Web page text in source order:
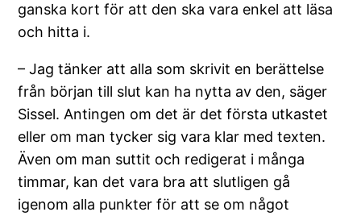
ganska kort för att den ska vara enkel att läsa
och hitta i.
– Jag tänker att alla som skrivit en berättelse
från början till slut kan ha nytta av den, säger
Sissel. Antingen om det är det första utkastet
eller om man tycker sig vara klar med texten.
Även om man suttit och redigerat i många
timmar, kan det vara bra att slutligen gå
igenom alla punkter för att se om något